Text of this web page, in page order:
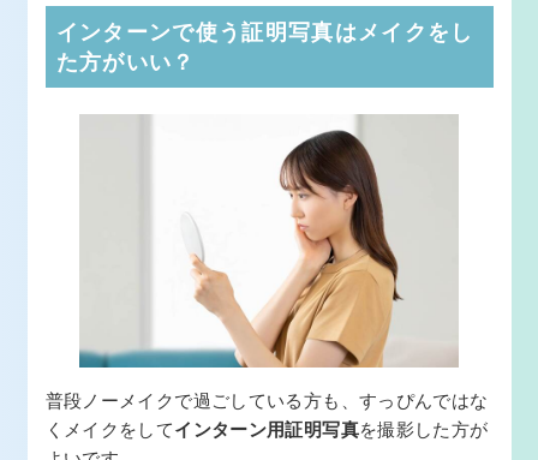
インターンで使う証明写真はメイクをし
た方がいい？
普段ノーメイクで過ごしている方も、すっぴんではな
くメイクをしてインターン用証明写真を撮影した方が